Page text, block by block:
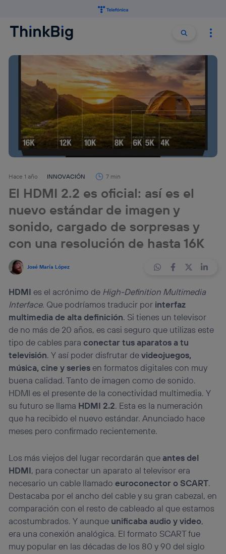
Buscar
Hace 1 año INNOVACIÓN 7 min
El HDMI 2.2 es oficial: así es el
nuevo estándar de imagen y
sonido, cargado de sorpresas y
con una resolución de hasta 16K
José María López
HDMI es el acrónimo de High-Definition Multimedia
Interface. Que podríamos traducir por interfaz
multimedia de alta definición. Si tienes un televisor
de no más de 20 años, es casi seguro que utilizas este
tipo de cables paraconectar tus aparatos a tu
televisión. Y así poder disfrutar devideojuegos,
música, cine y seriesen formatos digitales con muy
buena calidad. Tanto de imagen como de sonido.
HDMI es el presente de la conectividad multimedia. Y
su futuro se llama HDMI 2.2. Esta es la numeración
que ha recibido el nuevo estándar. Anunciado hace
meses pero confirmado recientemente.
Los más viejos del lugar recordarán que antes del
HDMI, para conectar un aparato al televisor era
necesario un cable llamadoeuroconector o SCART.
Destacaba por el ancho del cable y su gran cabezal, en
comparación con el resto de cableado al que estamos
acostumbrados. Y aunque unificaba audio y video,
era una conexión analógica. El formato SCART fue
muy popular en las décadas de los 80 y 90 del siglo